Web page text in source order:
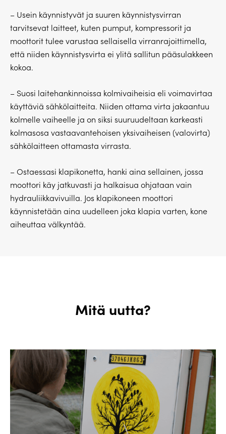
– Usein käynnistyvät ja suuren käynnistysvirran
tarvitsevat laitteet, kuten pumput, kompressorit ja
moottorit tulee varustaa sellaisella virranrajoittimella,
että niiden käynnistysvirta ei ylitä sallitun pääsulakkeen
kokoa.
– Suosi laitehankinnoissa kolmivaiheisia eli voimavirtaa
käyttäviä sähkölaitteita. Niiden ottama virta jakaantuu
kolmelle vaiheelle ja on siksi suuruudeltaan karkeasti
kolmasosa vastaavantehoisen yksivaiheisen (valovirta)
sähkölaitteen ottamasta virrasta.
– Ostaessasi klapikonetta, hanki aina sellainen, jossa
moottori käy jatkuvasti ja halkaisua ohjataan vain
hydrauliikkavivuilla. Jos klapikoneen moottori
käynnistetään aina uudelleen joka klapia varten, kone
aiheuttaa välkyntää.
Mitä uutta?